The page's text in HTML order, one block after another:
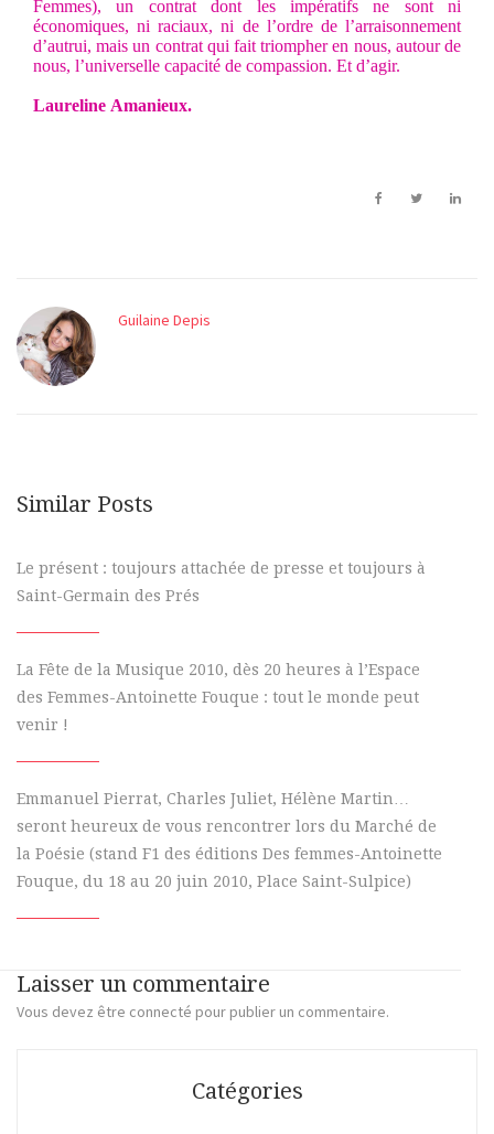
Femmes), un contrat dont les impératifs ne sont ni
économiques, ni raciaux, ni de l’ordre de l’arraisonnement
d’autrui, mais un contrat qui fait triompher en nous, autour de
nous, l’universelle capacité de compassion. Et d’agir.
Laureline Amanieux.
Guilaine Depis
Similar Posts
Le présent : toujours attachée de presse et toujours à
Saint-Germain des Prés
La Fête de la Musique 2010, dès 20 heures à l’Espace
des Femmes-Antoinette Fouque : tout le monde peut
venir !
Emmanuel Pierrat, Charles Juliet, Hélène Martin…
seront heureux de vous rencontrer lors du Marché de
la Poésie (stand F1 des éditions Des femmes-Antoinette
Fouque, du 18 au 20 juin 2010, Place Saint-Sulpice)
Laisser un commentaire
Vous devez être connecté pour publier un commentaire.
Catégories